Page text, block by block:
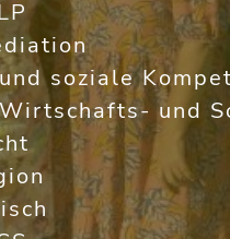
soziale
und